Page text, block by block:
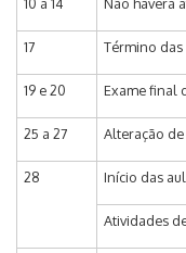
17 Término das
19 e 20 Exame final
25 a 27 Alteração
28 Início das
Atividades